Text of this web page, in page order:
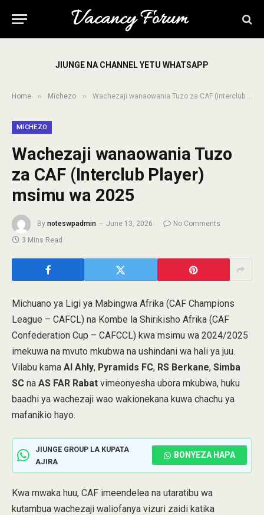
JIUNGE NA CHANNEL YETU WHATSAPP
Home » Michezo » Wachezaji wanaowania Tuzo za CAF (Interclub Player) msimu wa 2025
MICHEZO
Wachezaji wanaowania Tuzo
za CAF (Interclub Player)
msimu wa 2025
By noteswpadmin June 13, 2026
No Comments
3 Mins Read
Michuano ya Ligi ya Mabingwa Afrika (CAF Champions
League – CAFCL) na Kombe la Shirikisho Afrika (CAF
Confederation Cup – CAFCCL) kwa msimu wa 2024/2025
imekuwa na mvuto mkubwa na ushindani wa hali ya juu.
Vilabu kama Al Ahly, Pyramids FC, RS Berkane, Simba
SC na AS FAR Rabat vimeonyesha ubora mkubwa, huku
baadhi ya wachezaji wao wakionekana kuwa chachu ya
mafanikio hayo.
JIUNGE GROUP LA KUPATA
AJIRA
BONYEZA HAPA
Kwa mwaka huu, CAF imeendelea na utaratibu wa
kutambua wachezaji waliofanya vizuri zaidi katika